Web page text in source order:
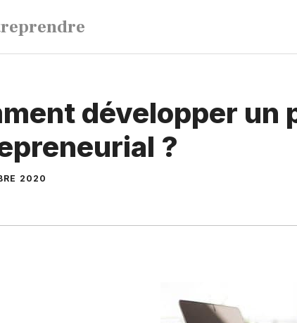
développer un
?
2020